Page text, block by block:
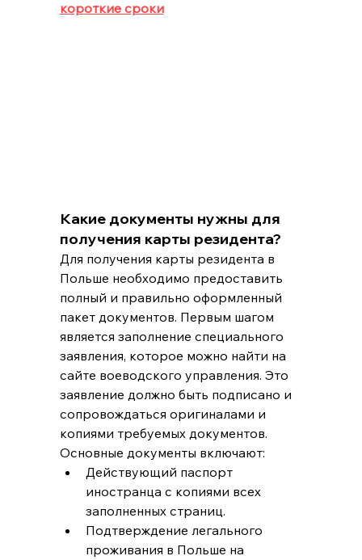
короткие сроки
Какие документы нужны для
получения карты резидента?
Для получения карты резидента в
Польше необходимо предоставить
полный и правильно оформленный
пакет документов. Первым шагом
является заполнение специального
заявления, которое можно найти на
сайте воеводского управления. Это
заявление должно быть подписано и
сопровождаться оригиналами и
копиями требуемых документов.
Основные документы включают:
Действующий паспорт
иностранца с копиями всех
заполненных страниц.
Подтверждение легального
проживания в Польше на